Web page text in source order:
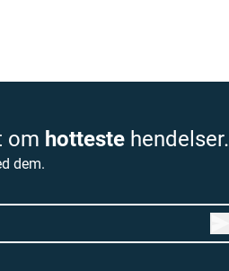
om hotteste hendelser.
dem.